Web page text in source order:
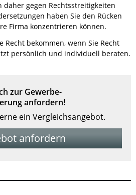
gegen Rechtsstreitigkeiten
haben Sie den Rücken
Firma konzentrieren können.
Recht bekommen, wenn Sie Recht
persönlich und individuell beraten.
zur Gewerbe-
anfordern!
ein Vergleichsangebot.
anfordern